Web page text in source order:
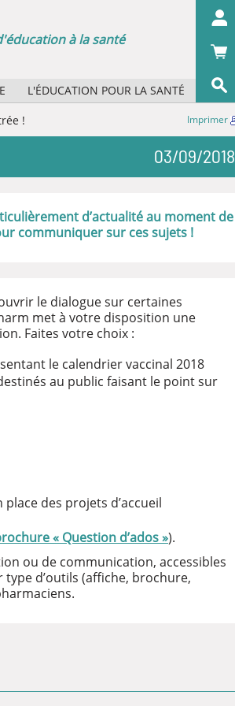
à la santé
vos écrans
L'ÉDUCATION POUR LA SANTÉ
Quels concepts ?
Rôle du pharmacien
Bibliographie
! Imprimer
03/09/2018
d’actualité au moment de
communiquer sur ces sujets !
le dialogue sur certaines
met à votre disposition une
Faites votre choix :
le calendrier vaccinal 2018
au public faisant le point sur
des projets d’accueil
« Question d’ados »).
ou de communication, accessibles
d’outils (affiche, brochure,